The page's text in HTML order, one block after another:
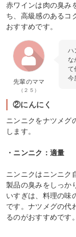
赤ワインは肉の臭み
ち、高級感のあるコ
おすすめです。
先輩のママ
（２５）
ハ
な
て
今
②にんにく
ニンニクをナツメグ
します。
・ニンニク：適量
ニンニクはニンニク
製品の臭みをしっか
いすぎは、料理の味
です。ナツメグの代
るのがおすすめです。